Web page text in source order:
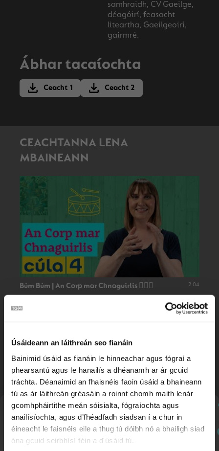
Úsáideann an láithreán seo fianáin
Bainimid úsáid as fianáin le hinneachar agus fógraí a
phearsantú agus le hanailís a dhéanamh ar ár gcuid
tráchta. Déanaimid an fhaisnéis faoin úsáid a bhaineann
tú as ár láithreán gréasáin a roinnt chomh maith lenár
gcomhpháirtithe meán sóisialta, fógraíochta agus
anailísíochta, agus d’fhéadfadh siadsan í a chur in
éineacht le faisnéis eile a thug tú dóibh nó a bhailigh siad
óna gcuid seirbhísí féin a d'úsáid tú.
samhraidh, CV Gaeilge,
déagóirí, feasacht
liteartha, Gaeilgeoirí,
gairmré.
Ábhar tacaíochta
Ceacht 1 Ceacht 2
CEACHTANNA LENA
MBAINEANN
Búm Búm | An Corp mar Chnaguirlis 👂🏻🥁 2:04
Búm Búm | Rithim Samba 🪇
Nuachtlitir